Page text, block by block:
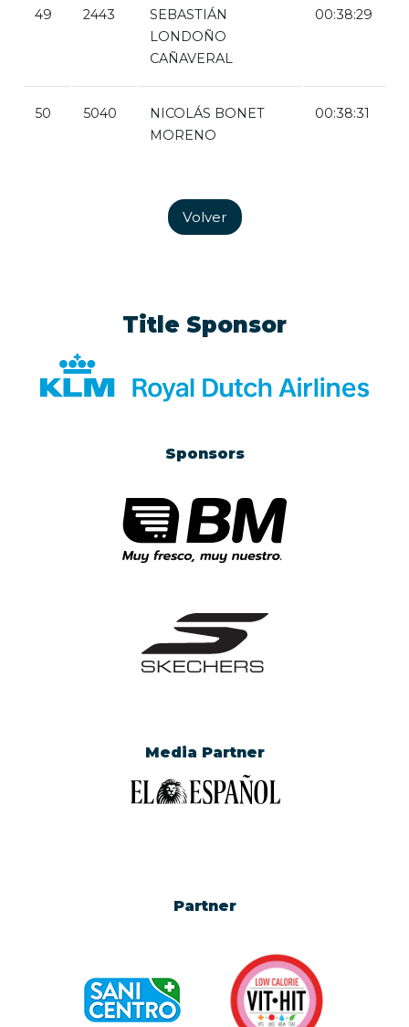
49 2443
SEBASTIÁN
LONDOÑO
CAÑAVERAL
00:38:29
50 5040
NICOLÁS BONET
MORENO
00:38:31
Volver
Title Sponsor
Sponsors
Media Partner
Partner